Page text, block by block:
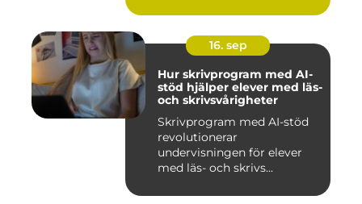
16. sep
Hur skrivprogram med AI-
stöd hjälper elever med läs-
och skrivsvårigheter
Skrivprogram med AI-stöd
revolutionerar
undervisningen för elever
med läs- och skrivs...